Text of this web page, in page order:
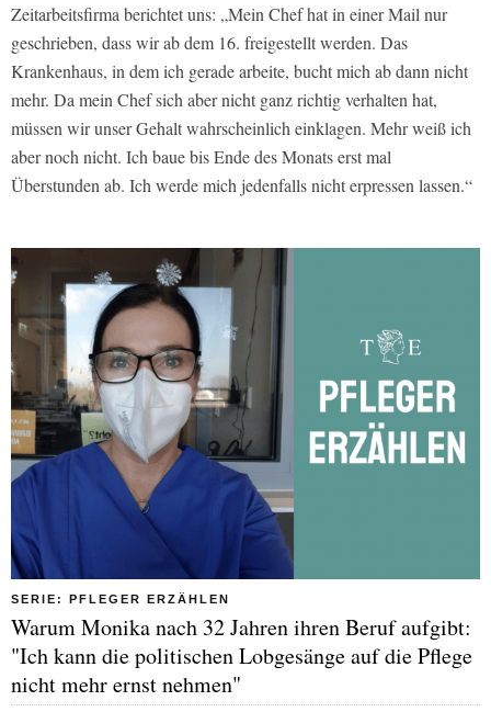
Zeitarbeitsfirma berichtet uns: „Mein Chef hat in einer Mail nur
geschrieben, dass wir ab dem 16. freigestellt werden. Das
Krankenhaus, in dem ich gerade arbeite, bucht mich ab dann nicht
mehr. Da mein Chef sich aber nicht ganz richtig verhalten hat,
müssen wir unser Gehalt wahrscheinlich einklagen. Mehr weiß ich
aber noch nicht. Ich baue bis Ende des Monats erst mal
Überstunden ab. Ich werde mich jedenfalls nicht erpressen lassen.“
SERIE: PFLEGER ERZÄHLEN
Warum Monika nach 32 Jahren ihren Beruf aufgibt:
"Ich kann die politischen Lobgesänge auf die Pflege
nicht mehr ernst nehmen"